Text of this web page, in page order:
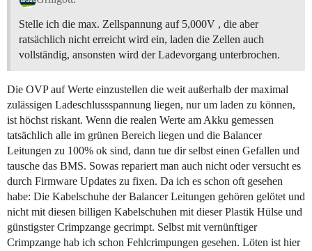
Stelle ich die max. Zellspannung auf 5,000V , die aber
ratsächlich nicht erreicht wird ein, laden die Zellen auch
vollständig, ansonsten wird der Ladevorgang unterbrochen.
Die OVP auf Werte einzustellen die weit außerhalb der maximal
zulässigen Ladeschlussspannung liegen, nur um laden zu können,
ist höchst riskant. Wenn die realen Werte am Akku gemessen
tatsächlich alle im grünen Bereich liegen und die Balancer
Leitungen zu 100% ok sind, dann tue dir selbst einen Gefallen und
tausche das BMS. Sowas repariert man auch nicht oder versucht es
durch Firmware Updates zu fixen. Da ich es schon oft gesehen
habe: Die Kabelschuhe der Balancer Leitungen gehören gelötet und
nicht mit diesen billigen Kabelschuhen mit dieser Plastik Hülse und
günstigster Crimpzange gecrimpt. Selbst mit vernünftiger
Crimpzange hab ich schon Fehlcrimpungen gesehen. Löten ist hier